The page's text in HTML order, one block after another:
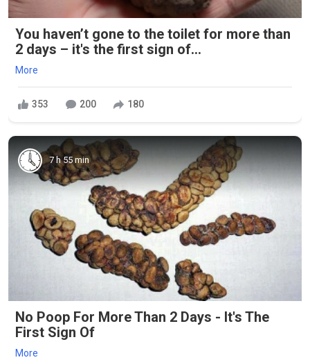
You haven’t gone to the toilet for more than
2 days – it's the first sign of...
More
353 200 180
7 h 55 min
No Poop For More Than 2 Days - It's The
First Sign Of
More